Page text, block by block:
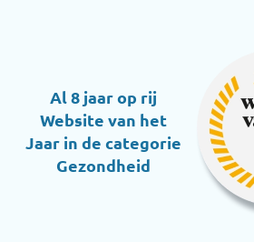
Al 8 jaar op rij
Website van het
Jaar in de categorie
Gezondheid